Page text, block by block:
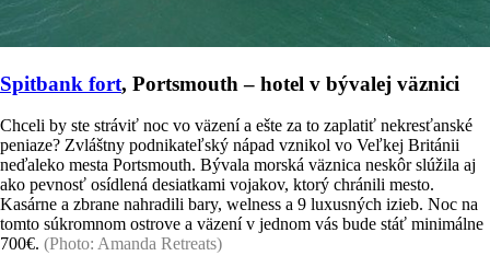
Spitbank fort, Portsmouth – hotel v bývalej väznici
Chceli by ste stráviť noc vo väzení a ešte za to zaplatiť nekresťanské
peniaze? Zvláštny podnikateľský nápad vznikol vo Veľkej Británii
neďaleko mesta Portsmouth. Bývala morská väznica neskôr slúžila aj
ako pevnosť osídlená desiatkami vojakov, ktorý chránili mesto.
Kasárne a zbrane nahradili bary, welness a 9 luxusných izieb. Noc na
tomto súkromnom ostrove a väzení v jednom vás bude stáť minimálne
700€. (Photo: Amanda Retreats)